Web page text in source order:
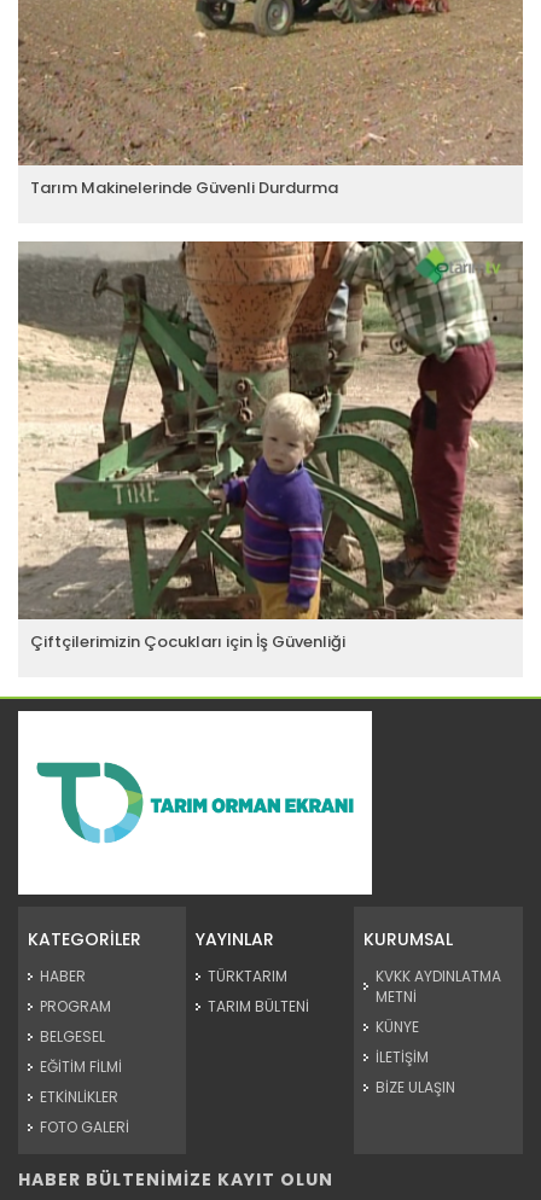
Tarım Makinelerinde Güvenli Durdurma
Çiftçilerimizin Çocukları için İş Güvenliği
KATEGORİLER
HABER
PROGRAM
BELGESEL
EĞİTİM FİLMİ
ETKİNLİKLER
FOTO GALERİ
YAYINLAR
TÜRKTARIM
TARIM BÜLTENİ
KURUMSAL
KVKK AYDINLATMA
METNİ
KÜNYE
İLETİŞİM
BİZE ULAŞIN
HABER BÜLTENİMİZE KAYIT OLUN